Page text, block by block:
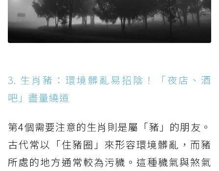
3. 生肖豬：環境髒亂易招陰！「夜店、酒
吧」盡量繞道
第4個需要注意的生肖則是屬「豬」的朋友。
古代常以「住豬圈」來形容環境髒亂，而豬
所處的地方通常較為污穢。這種穢氣與煞氣